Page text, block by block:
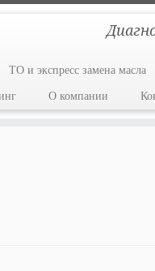
ТО и экспресс замена масла
О компании